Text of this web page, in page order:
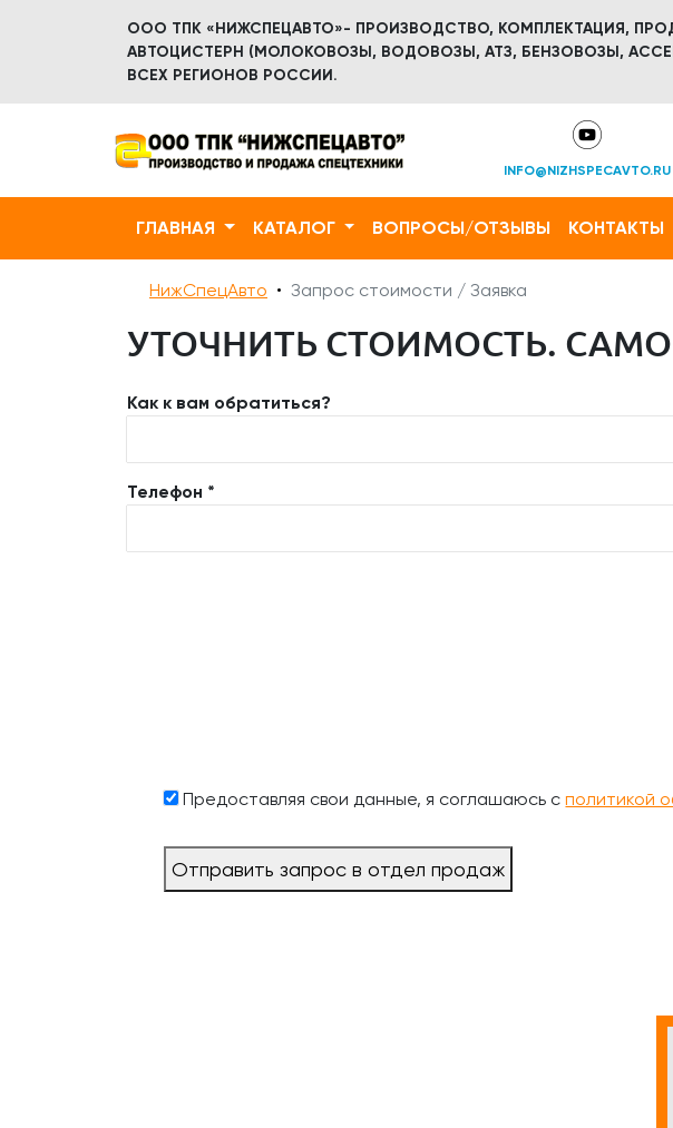
ООО ТПК «НИЖСПЕЦАВТО»- ПРОИЗВОДСТВО, КОМПЛЕКТАЦИЯ,
АВТОЦИСТЕРН (МОЛОКОВОЗЫ, ВОДОВОЗЫ, АТЗ, БЕНЗОВОЗЫ,
ВСЕХ РЕГИОНОВ РОССИИ.
INFO@NIZHSPECAVTO.RU
ГЛАВНАЯ КАТАЛОГ ВОПРОСЫ/ОТЗЫВЫ КОНТАКТЫ
НижСпецАвто Запрос стоимости / Заявка
УТОЧНИТЬ СТОИМОСТЬ.
Как к вам обратиться?
Телефон *
Предоставляя свои данные, я соглашаюсь сполитикой
Отправить запрос в отдел продаж